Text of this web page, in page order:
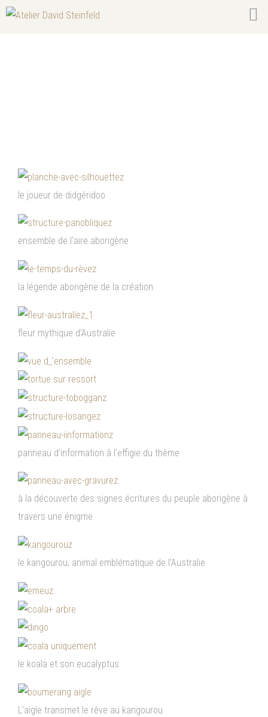
le joueur de didgéridoo
ensemble de l'aire aborigène
la légende aborigène de la création
fleur mythique d'Australie
panneau d'information à l'effigie du thème
à la découverte des signes écritures du peuple aborigène à
travers une énigme
le kangourou, animal emblématique de l'Australie
le koala et son eucalyptus
L'aigle transmet le rêve au kangourou